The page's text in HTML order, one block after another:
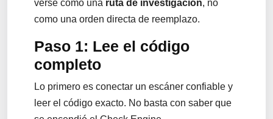
verse como una ruta de investigación, no
como una orden directa de reemplazo.
Paso 1: Lee el código
completo
Lo primero es conectar un escáner confiable y
leer el código exacto. No basta con saber que